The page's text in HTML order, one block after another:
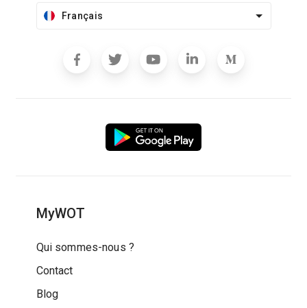
Français
MyWOT
Qui sommes-nous ?
Contact
Blog